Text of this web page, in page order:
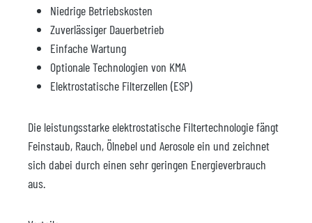
Niedrige Betriebskosten
Zuverlässiger Dauerbetrieb
Einfache Wartung
Optionale Technologien von KMA
Elektrostatische Filterzellen (ESP)
Die leistungsstarke elektrostatische Filtertechnologie fängt
Feinstaub, Rauch, Ölnebel und Aerosole ein und zeichnet
sich dabei durch einen sehr geringen Energieverbrauch
aus.